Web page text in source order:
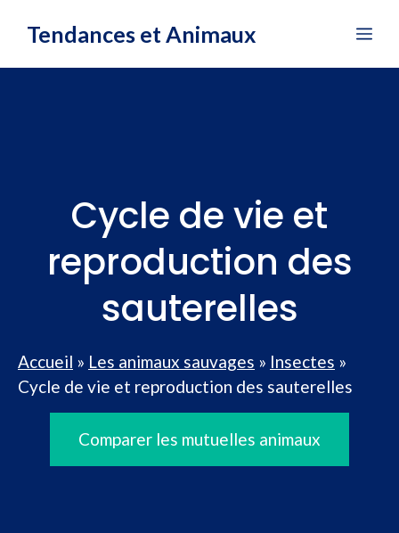
Tendances et Animaux
Cycle de vie et
reproduction des
sauterelles
Accueil » Les animaux sauvages » Insectes »
Cycle de vie et reproduction des sauterelles
Comparer les mutuelles animaux